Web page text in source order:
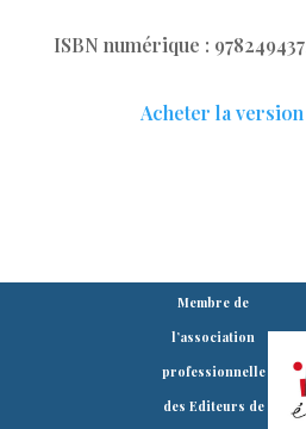
ISBN numérique :
Acheter la
Membre de
l’association
professionnelle
des Editeurs de